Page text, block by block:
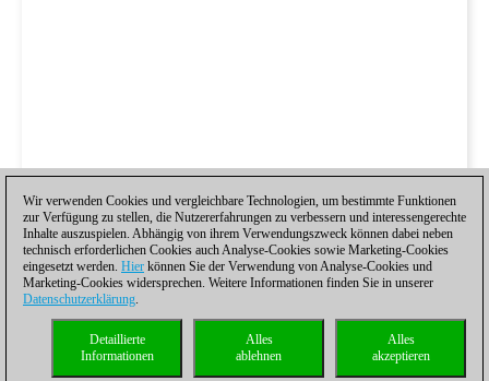
Wir verwenden Cookies und vergleichbare Technologien, um bestimmte Funktionen
zur Verfügung zu stellen, die Nutzererfahrungen zu verbessern und interessengerechte
Inhalte auszuspielen. Abhängig von ihrem Verwendungszweck können dabei neben
technisch erforderlichen Cookies auch Analyse-Cookies sowie Marketing-Cookies
eingesetzt werden. Hier können Sie der Verwendung von Analyse-Cookies und
Marketing-Cookies widersprechen. Weitere Informationen finden Sie in unserer
Datenschutzerklärung.
Alles
akzeptieren
Alles
ablehnen
Detaillierte
Informationen